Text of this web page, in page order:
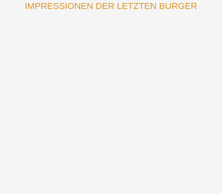
IMPRESSIONEN DER LETZTEN BURGER